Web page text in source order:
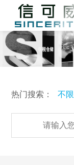
热门搜索： 不限